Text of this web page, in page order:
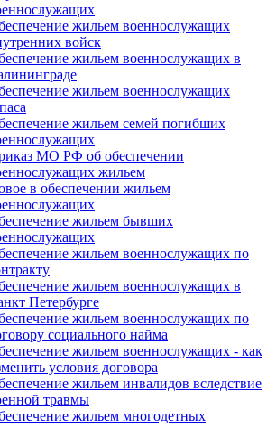
жильем военнослужащих
войск
жильем военнослужащих в
жильем военнослужащих
жильем семей погибших
МО РФ об обеспечении
жильем
в обеспечении жильем
жильем бывших
жильем военнослужащих по
жильем военнослужащих в
Петербурге
жильем военнослужащих по
социального найма
жильем военнослужащих - как
условия договора
жильем инвалидов вследствие
травмы
жильем многодетных